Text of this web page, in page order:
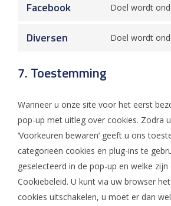
Facebook Doel wordt
Diversen Doel wordt
7. Toestemming
Wanneer u onze site voor het eerst
pop-up met uitleg over cookies. Zodra
‘Voorkeuren bewaren’ geeft u ons
categorieën cookies en plug-ins te
geselecteerd in de pop-up en welke
Cookiebeleid. U kunt via uw browser
cookies uitschakelen, u moet er dan